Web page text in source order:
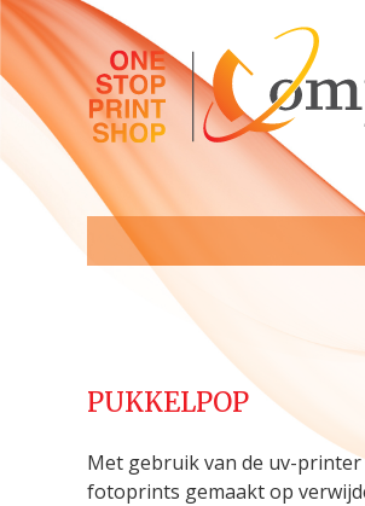
PUKKELPOP
Met gebruik van de uv-
fotoprints gemaakt op